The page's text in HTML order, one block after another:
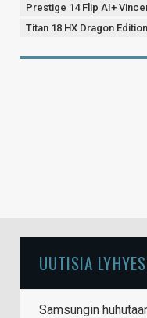
Prestige 14 Flip AI+
Titan 18 HX Dragon
UUTISIA
Samsungin